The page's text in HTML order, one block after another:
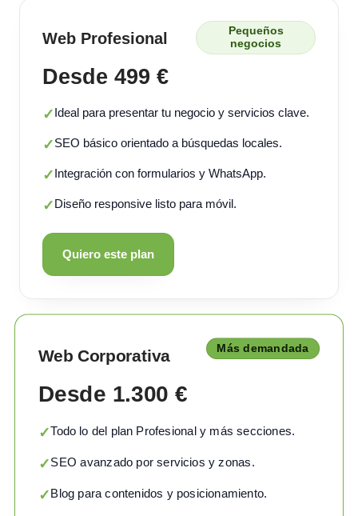
Web Profesional
Pequeños
negocios
Desde 499 €
✓Ideal para presentar tu negocio y servicios clave.
✓SEO básico orientado a búsquedas locales.
✓Integración con formularios y WhatsApp.
✓Diseño responsive listo para móvil.
Quiero este plan
Web Corporativa Más demandada
Desde 1.300 €
✓Todo lo del plan Profesional y más secciones.
✓SEO avanzado por servicios y zonas.
✓Blog para contenidos y posicionamiento.